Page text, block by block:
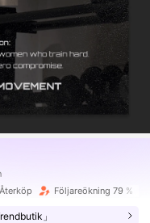
Följareökning 79 %
」